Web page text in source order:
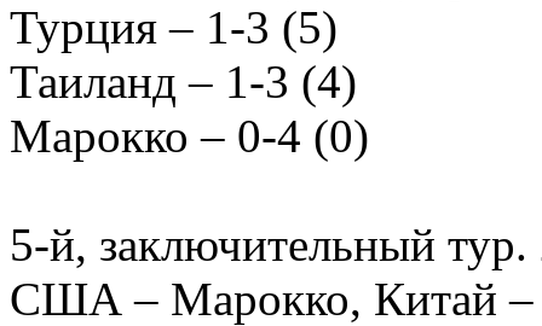
Турция – 1-3 (5)
Таиланд – 1-3 (4)
Марокко – 0-4 (0)
5-й, заключительный
США – Марокко, Китай –